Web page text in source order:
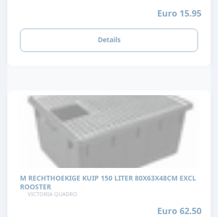
Euro 15.95
Details
M RECHTHOEKIGE KUIP 150 LITER 80X63X48CM EXCL
ROOSTER
VICTORIA QUADRO
Euro 62.50